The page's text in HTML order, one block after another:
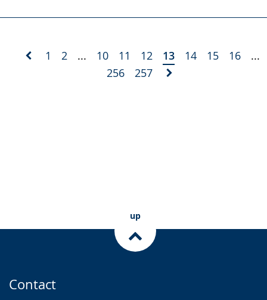
1 2 ... 10 11 12 13 14 15 16
...
256
257
up
Contact